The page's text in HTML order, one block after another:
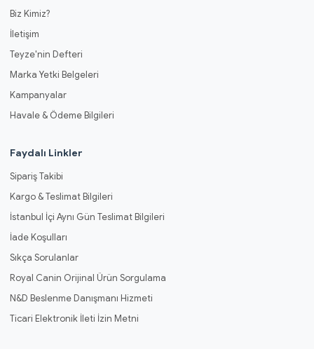
Biz Kimiz?
İletişim
Teyze'nin Defteri
Marka Yetki Belgeleri
Kampanyalar
Havale & Ödeme Bilgileri
Faydalı Linkler
Sipariş Takibi
Kargo & Teslimat Bilgileri
İstanbul İçi Aynı Gün Teslimat Bilgileri
İade Koşulları
Sıkça Sorulanlar
Royal Canin Orijinal Ürün Sorgulama
N&D Beslenme Danışmanı Hizmeti
Ticari Elektronik İleti İzin Metni